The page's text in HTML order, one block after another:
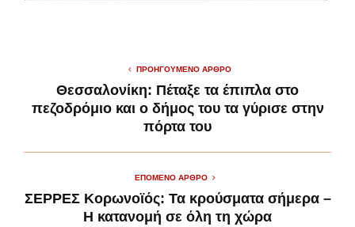
ΠΡΟΗΓΟΎΜΕΝΟ ΆΡΘΡΟ
Θεσσαλονίκη: Πέταξε τα έπιπλα στο
πεζοδρόμιο και ο δήμος του τα γύρισε στην
πόρτα του
ΕΠΌΜΕΝΟ ΆΡΘΡΟ
ΣΕΡΡΕΣ Κορωνοϊός: Τα κρούσματα σήμερα –
Η κατανομή σε όλη τη χώρα